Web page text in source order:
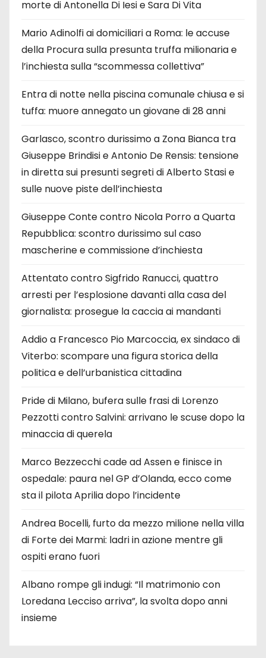
morte di Antonella Di Iesi e Sara Di Vita
Mario Adinolfi ai domiciliari a Roma: le accuse
della Procura sulla presunta truffa milionaria e
l’inchiesta sulla “scommessa collettiva”
Entra di notte nella piscina comunale chiusa e si
tuffa: muore annegato un giovane di 28 anni
Garlasco, scontro durissimo a Zona Bianca tra
Giuseppe Brindisi e Antonio De Rensis: tensione
in diretta sui presunti segreti di Alberto Stasi e
sulle nuove piste dell’inchiesta
Giuseppe Conte contro Nicola Porro a Quarta
Repubblica: scontro durissimo sul caso
mascherine e commissione d’inchiesta
Attentato contro Sigfrido Ranucci, quattro
arresti per l’esplosione davanti alla casa del
giornalista: prosegue la caccia ai mandanti
Addio a Francesco Pio Marcoccia, ex sindaco di
Viterbo: scompare una figura storica della
politica e dell’urbanistica cittadina
Pride di Milano, bufera sulle frasi di Lorenzo
Pezzotti contro Salvini: arrivano le scuse dopo la
minaccia di querela
Marco Bezzecchi cade ad Assen e finisce in
ospedale: paura nel GP d’Olanda, ecco come
sta il pilota Aprilia dopo l’incidente
Andrea Bocelli, furto da mezzo milione nella villa
di Forte dei Marmi: ladri in azione mentre gli
ospiti erano fuori
Albano rompe gli indugi: “Il matrimonio con
Loredana Lecciso arriva”, la svolta dopo anni
insieme